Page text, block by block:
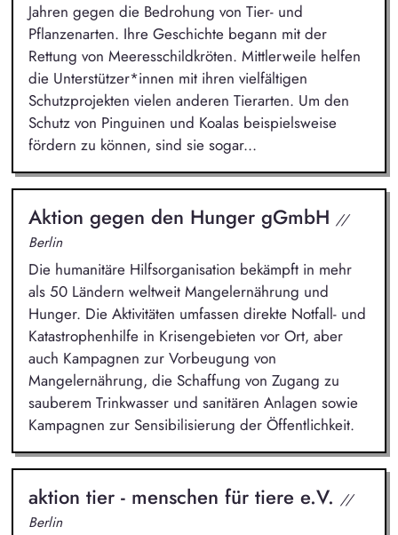
Jahren gegen die Bedrohung von Tier- und
Pflanzenarten. Ihre Geschichte begann mit der
Rettung von Meeresschildkröten. Mittlerweile helfen
die Unterstützer*innen mit ihren vielfältigen
Schutzprojekten vielen anderen Tierarten. Um den
Schutz von Pinguinen und Koalas beispielsweise
fördern zu können, sind sie sogar...
Aktion gegen den Hunger gGmbH //
Berlin
Die humanitäre Hilfsorganisation bekämpft in mehr
als 50 Ländern weltweit Mangelernährung und
Hunger. Die Aktivitäten umfassen direkte Notfall- und
Katastrophenhilfe in Krisengebieten vor Ort, aber
auch Kampagnen zur Vorbeugung von
Mangelernährung, die Schaffung von Zugang zu
sauberem Trinkwasser und sanitären Anlagen sowie
Kampagnen zur Sensibilisierung der Öffentlichkeit.
aktion tier - menschen für tiere e.V. //
Berlin